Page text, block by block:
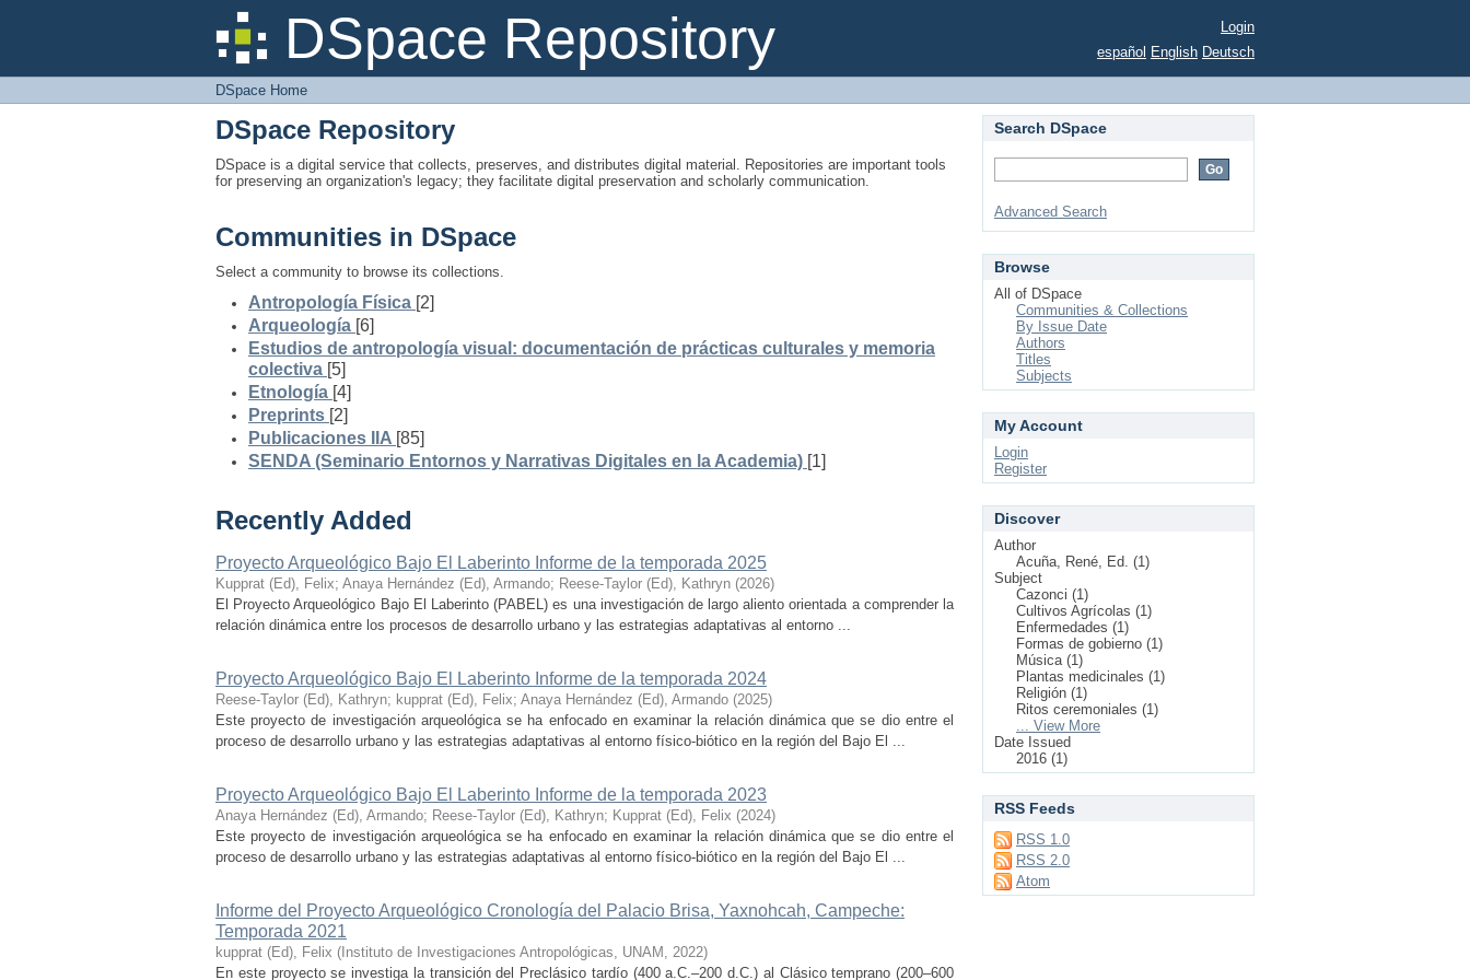
DSpace Repository
DSpace Home
Login
español English Deutsch
DSpace Home
DSpace Repository
DSpace is a digital service that collects, preserves, and distributes digital material. Repositories are important tools
for preserving an organization's legacy; they facilitate digital preservation and scholarly communication.
Communities in DSpace
Select a community to browse its collections.
Antropología Física [2]
Arqueología [6]
Estudios de antropología visual: documentación de prácticas culturales y memoria
colectiva [5]
Etnología [4]
Preprints [2]
Publicaciones IIA [85]
SENDA (Seminario Entornos y Narrativas Digitales en la Academia) [1]
Recently Added
Proyecto Arqueológico Bajo El Laberinto Informe de la temporada 2025
Kupprat (Ed), Felix; Anaya Hernández (Ed), Armando; Reese-Taylor (Ed), Kathryn (2026)
El Proyecto Arqueológico Bajo El Laberinto (PABEL) es una investigación de largo aliento orientada a comprender la
relación dinámica entre los procesos de desarrollo urbano y las estrategias adaptativas al entorno ...
Proyecto Arqueológico Bajo El Laberinto Informe de la temporada 2024
Reese-Taylor (Ed), Kathryn; kupprat (Ed), Felix; Anaya Hernández (Ed), Armando (2025)
Este proyecto de investigación arqueológica se ha enfocado en examinar la relación dinámica que se dio entre el
proceso de desarrollo urbano y las estrategias adaptativas al entorno físico-biótico en la región del Bajo El ...
Proyecto Arqueológico Bajo El Laberinto Informe de la temporada 2023
Anaya Hernández (Ed), Armando; Reese-Taylor (Ed), Kathryn; Kupprat (Ed), Felix (2024)
Este proyecto de investigación arqueológica se ha enfocado en examinar la relación dinámica que se dio entre el
proceso de desarrollo urbano y las estrategias adaptativas al entorno físico-biótico en la región del Bajo El ...
Informe del Proyecto Arqueológico Cronología del Palacio Brisa, Yaxnohcah, Campeche:
Temporada 2021
kupprat (Ed), Felix ( Instituto de Investigaciones Antropológicas, UNAM , 2022)
En este proyecto se investiga la transición del Preclásico tardío (400 a.C.–200 d.C.) al Clásico temprano (200–600
Search DSpace
Advanced Search
Browse
All of DSpace
Communities & Collections
By Issue Date
Authors
Titles
Subjects
My Account
Login
Register
Discover
Author
Acuña, René, Ed. (1)
Subject
Cazonci (1)
Cultivos Agrícolas (1)
Enfermedades (1)
Formas de gobierno (1)
Música (1)
Plantas medicinales (1)
Religión (1)
Ritos ceremoniales (1)
... View More
Date Issued
2016 (1)
RSS Feeds
RSS 1.0
RSS 2.0
Atom